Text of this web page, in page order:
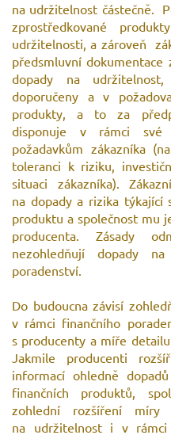
na udržitelnost částečně.
zprostředkované
udržitelnosti, a zároveň
předsmluvní
dopady na
doporučeny a v
produkty, a to za
disponuje v rámci
požadavkům zákazníka
toleranci k riziku,
situaci zákazníka).
na dopady a rizika
produktu a společnost mu
producenta. Zásady
nezohledňují dopady na
poradenství.
Do budoucna závisí
v rámci finančního
s producenty a míře
Jakmile producenti
informací ohledně
finančních produktů,
zohlední rozšíření
na udržitelnost i v rámci